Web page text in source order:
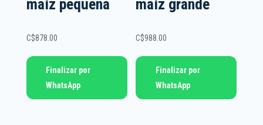
maíz pequeña
C$878.00
Finalizar por
WhatsApp
maíz grande
C$988.00
Finalizar por
WhatsApp